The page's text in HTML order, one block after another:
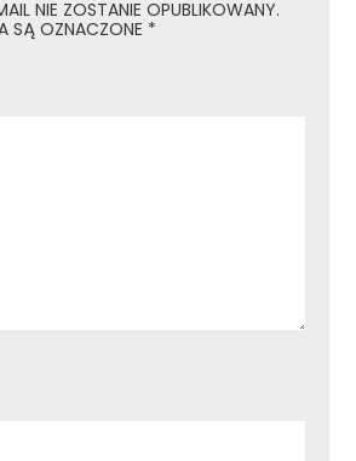
NIE ZOSTANIE OPUBLIKOWANY.
SĄ OZNACZONE *